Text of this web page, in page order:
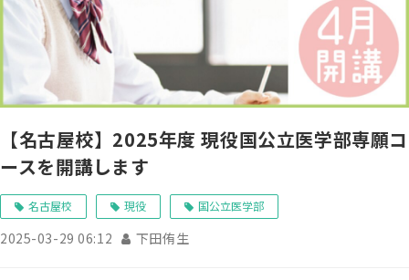
【名古屋校】2025年度 現役国公立医学部専願コ
ースを開講します
名古屋校 現役 国公立医学部
2025-03-29 06:12 下田侑生